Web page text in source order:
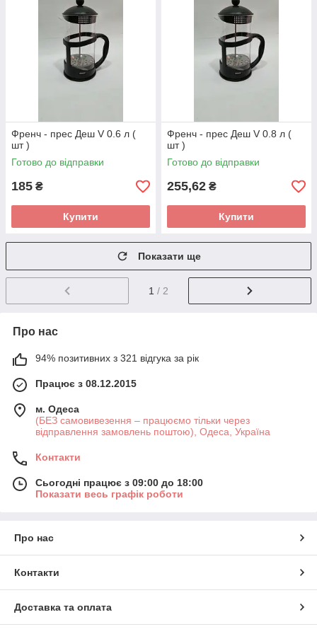
Френч - прес Деш V 0.6 л (
шт )
Готово до відправки
185 ₴
Купити
Френч - прес Деш V 0.8 л (
шт )
Готово до відправки
255,62 ₴
Купити
Показати ще
1 / 2
Про нас
94% позитивних з 321 відгука за рік
Працює з 08.12.2015
м. Одеса
(БЕЗ самовивезення – працюємо тільки через
відправлення замовлень поштою), Одеса, Україна
Контакти
Сьогодні працює з 09:00 до 18:00
Показати весь графік роботи
Про нас
Контакти
Доставка та оплата